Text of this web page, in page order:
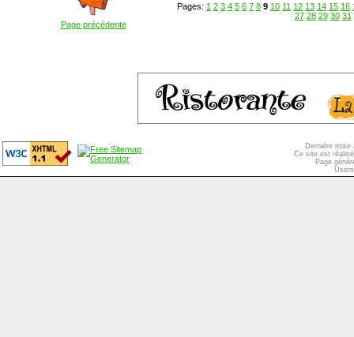
Page précédente
Pages: 1 2 3 4 5 6 7 8 9 10 11 12 13 14 15 16
27 28 29 30 31
Dernière mise
Ce site est
Page